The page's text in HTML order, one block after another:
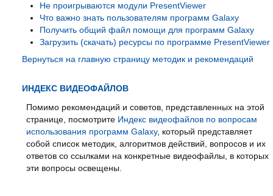
Не проигрываются модули PresentViewer
Что важно знать пользователям программ Galaxy
Получить общий файл помощи для программ Galaxy
Загрузить (скачать) ресурсы по программе PresentViewer
Вернуться на главную страницу методик и рекомендаций
ИНДЕКС ВИДЕОФАЙЛОВ
Помимо рекомендаций и советов, представленных на этой
странице, посмотрите Индекс видеофайлов по вопросам
использования программ Galaxy, который представляет
собой список методик, алгоритмов действий, вопросов и их
ответов со ссылками на конкретные видеофайлы, в которых
эти вопросы освещены.